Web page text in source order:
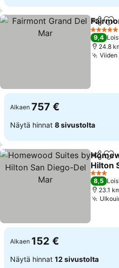
Jaa
5
9,4
24.8
Alkaen 757 €
Näytä hinnat 8 sivustolta
Jaa
Hilton
3
8,5
23.1
Alkaen 152 €
Näytä hinnat 12 sivustolta